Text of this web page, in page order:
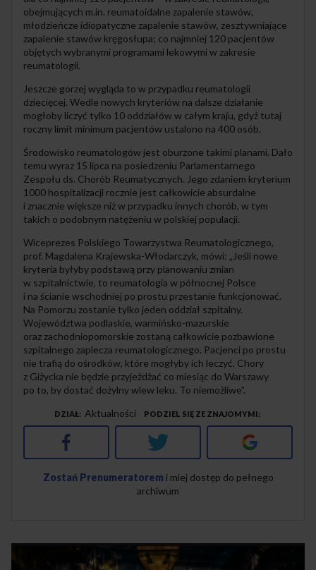
obejmujących m.in. reumatoidalne zapalenie stawów,
młodzieńcze idiopatyczne zapalenie stawów, zesztywniające
zapalenie stawów kręgosłupa; co najmniej 120 pacjentów
objętych wybranymi programami lekowymi w zakresie
reumatologii.
Jeszcze gorzej wygląda to w przypadku reumatologii
dziecięcej. Wedle nowych kryteriów na dalsze działanie
mogłoby liczyć tylko 10 oddziałów w całym kraju, gdyż tutaj
roczny limit minimum pacjentów ustalono na 400 osób.
Środowisko reumatologów jest oburzone takimi planami. Dało
temu wyraz 15 lipca na posiedzeniu Parlamentarnego
Zespołu ds. Chorób Reumatycznych. Jego zdaniem kryterium
1000 hospitalizacji rocznie jest całkowicie absurdalne
i znacznie większe niż w przypadku innych chorób, w tym
takich o podobnym natężeniu w polskiej populacji.
Wiceprezes Polskiego Towarzystwa Reumatologicznego,
prof. Magdalena Krajewska-Włodarczyk, mówi: „Jeśli nowe
kryteria byłyby podstawą przy planowaniu zmian
w szpitalnictwie, to reumatologia w północnej Polsce
i na ścianie wschodniej po prostu przestanie funkcjonować.
Na Pomorzu zostanie tylko jeden oddział szpitalny.
Województwa podlaskie, warmińsko-mazurskie
oraz zachodniopomorskie zostaną całkowicie pozbawione
szpitalnego zaplecza reumatologicznego. Pacjenci po prostu
nie trafią do ośrodków, które mogłyby ich leczyć. Chory
z Giżycka nie będzie przyjeżdżać co miesiąc do Warszawy
po to, by dostać dożylny wlew leku. To niemożliwe”.
DZIAŁ Aktualności PODZIEL SIĘ ZE ZNAJOMYMI
Twitter Google+
Zostań Prenumeratorem i miej dostęp do pełnego
archiwum